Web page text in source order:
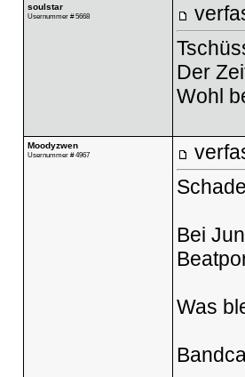
soulstar
Usernummer # 5668
Der
Wohl
Moodyzwen
Usernummer # 4967
Bei
Was